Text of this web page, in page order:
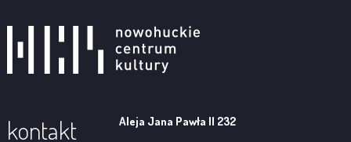
kontakt Aleja Jana Pawła II 232